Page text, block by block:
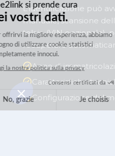
L'identificazione può
manuale, scansione
telaio (VIN opzionale),
recuperare
Anno di
Caratteristiche
Configurazione del